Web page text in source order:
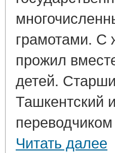
грамотами. С
прожил
детей.
Ташкентский
Читать далее